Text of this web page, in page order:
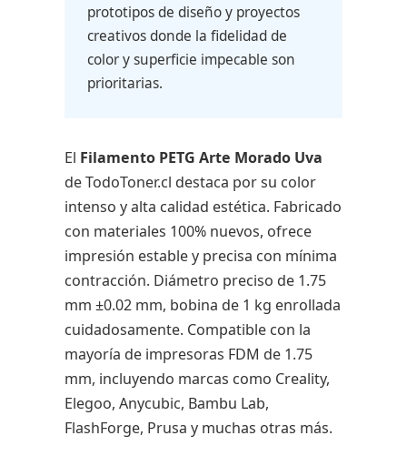
prototipos de diseño y proyectos
creativos donde la fidelidad de
color y superficie impecable son
prioritarias.
El Filamento PETG Arte Morado Uva
de TodoToner.cl destaca por su color
intenso y alta calidad estética. Fabricado
con materiales 100% nuevos, ofrece
impresión estable y precisa con mínima
contracción. Diámetro preciso de 1.75
mm ±0.02 mm, bobina de 1 kg enrollada
cuidadosamente. Compatible con la
mayoría de impresoras FDM de 1.75
mm, incluyendo marcas como Creality,
Elegoo, Anycubic, Bambu Lab,
FlashForge, Prusa y muchas otras más.